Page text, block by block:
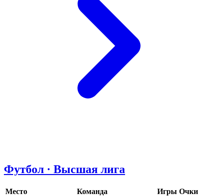
Футбол · Высшая лига
Место Команда Игры Очки